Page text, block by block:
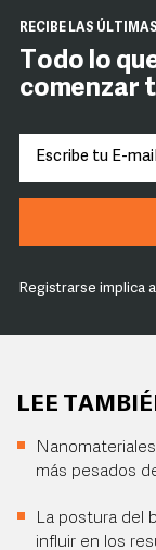
RECIBE LAS
Todo lo
comenzar
Registrarse implica
LEE
más pesados
La postura del
influir en los